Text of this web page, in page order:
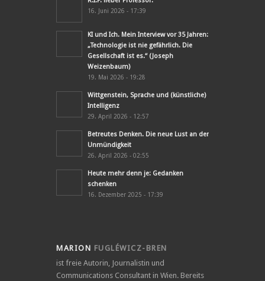
16. Juni 2026 - 17:39
KI und Ich. Mein Interview vor 35 Jahren:
„Technologie ist nie gefährlich. Die
Gesellschaft ist es.“ (Joseph
Weizenbaum)
19. Mai 2026 - 19:28
Wittgenstein, Sprache und (künstliche)
Intelligenz
29. April 2026 - 12:57
Betreutes Denken. Die neue Lust an der
Unmündigkeit
26. April 2026 - 02:55
Heute mehr denn je: Gedanken
schenken
16. Dezember 2025 - 17:39
MARION FUGLÉWICZ-BREN
ist freie Autorin, Journalistin und
Communications Consultant in Wien. Bereits